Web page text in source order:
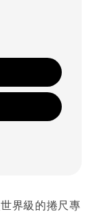
界級的捲尺專